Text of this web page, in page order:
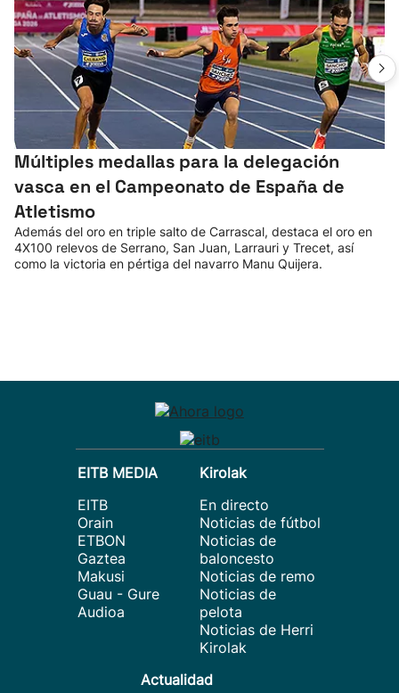
Múltiples medallas para la delegación
vasca en el Campeonato de España de
Atletismo
Además del oro en triple salto de Carrascal, destaca el oro en
4X100 relevos de Serrano, San Juan, Larrauri y Trecet, así
como la victoria en pértiga del navarro Manu Quijera.
EITB MEDIA
EITB
Orain
ETBON
Gaztea
Makusi
Guau - Gure
Audioa
Kirolak
En directo
Noticias de fútbol
Noticias de
baloncesto
Noticias de remo
Noticias de
pelota
Noticias de Herri
Kirolak
Actualidad